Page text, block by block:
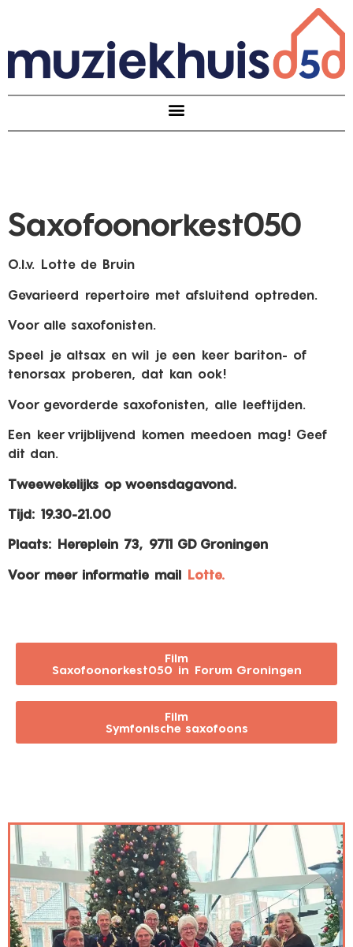
Saxofoonorkest050
O.l.v. Lotte de Bruin
Gevarieerd repertoire met afsluitend optreden.
Voor alle saxofonisten.
Speel je altsax en wil je een keer bariton- of
tenorsax proberen, dat kan ook!
Voor gevorderde saxofonisten, alle leeftijden.
Een keer vrijblijvend komen meedoen mag! Geef
dit dan.
Tweewekelijks op woensdagavond.
Tijd: 19.30-21.00
Plaats: Hereplein 73, 9711 GD Groningen
Voor meer informatie mail Lotte.
Film
Saxofoonorkest050 in Forum Groningen
Film
Symfonische saxofoons